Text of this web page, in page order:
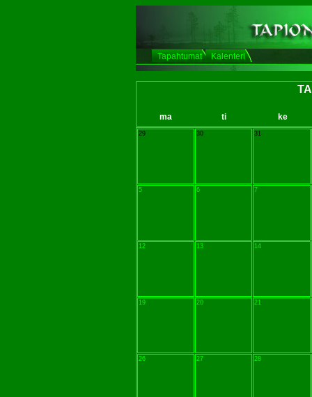
Tapahtumat Kalenteri
ma ti ke
29 30 31
5 6 7
12 13 14
19 20 21
26 27 28